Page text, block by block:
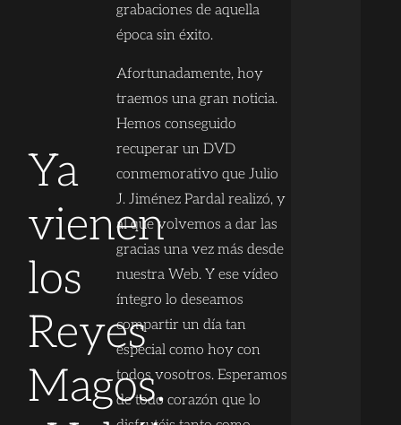
Ya
vienen
los
Reyes
Magos.
grabaciones de aquella
época sin éxito.
Afortunadamente, hoy
traemos una gran noticia.
Hemos conseguido
recuperar un DVD
conmemorativo que Julio
J. Jiménez Pardal realizó, y
al que volvemos a dar las
gracias una vez más desde
nuestra Web. Y ese vídeo
íntegro lo deseamos
compartir un día tan
especial como hoy con
todos vosotros. Esperamos
de todo corazón que lo